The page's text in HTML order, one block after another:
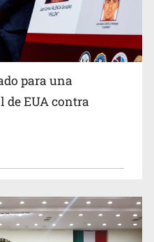
complicidad de policías,
para una
EUA contra